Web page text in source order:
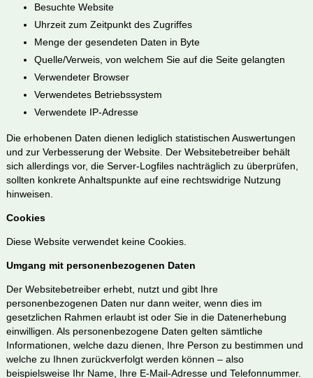
Besuchte Website
Uhrzeit zum Zeitpunkt des Zugriffes
Menge der gesendeten Daten in Byte
Quelle/Verweis, von welchem Sie auf die Seite gelangten
Verwendeter Browser
Verwendetes Betriebssystem
Verwendete IP-Adresse
Die erhobenen Daten dienen lediglich statistischen Auswertungen
und zur Verbesserung der Website. Der Websitebetreiber behält
sich allerdings vor, die Server-Logfiles nachträglich zu überprüfen,
sollten konkrete Anhaltspunkte auf eine rechtswidrige Nutzung
hinweisen.
Cookies
Diese Website verwendet keine Cookies.
Umgang mit personenbezogenen Daten
Der Websitebetreiber erhebt, nutzt und gibt Ihre
personenbezogenen Daten nur dann weiter, wenn dies im
gesetzlichen Rahmen erlaubt ist oder Sie in die Datenerhebung
einwilligen. Als personenbezogene Daten gelten sämtliche
Informationen, welche dazu dienen, Ihre Person zu bestimmen und
welche zu Ihnen zurückverfolgt werden können – also
beispielsweise Ihr Name, Ihre E-Mail-Adresse und Telefonnummer.